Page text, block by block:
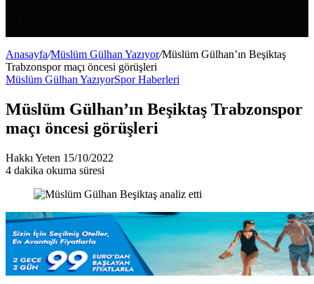
Anasayfa/Müslüm Gülhan Yazıyor/Müslüm Gülhan’ın Beşiktaş
Trabzonspor maçı öncesi görüşleri
Müslüm Gülhan YazıyorSpor Haberleri
Müslüm Gülhan’ın Beşiktaş Trabzonspor
maçı öncesi görüşleri
Hakkı Yeten Bir
e-
göndermek
15/10/2022
4 dakika okuma süresi